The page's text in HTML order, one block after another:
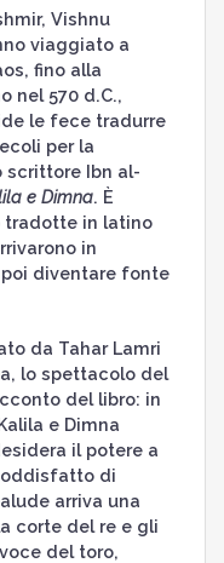
Vishnu
viaggiato a
fino alla
nel 570 d.C.,
le fece tradurre
per la
scrittore Ibn al-
e Dimna. È
tradotte in latino
in
poi diventare fonte
da Tahar Lamri
lo spettacolo del
del libro: in
e Dimna
il potere a
di
arriva una
corte del re e gli
del toro,